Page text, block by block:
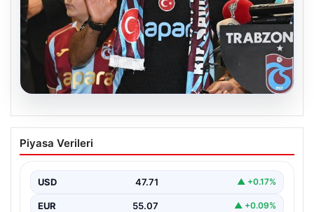
İşte Muhammed Salah’ın ilk sözleri
Piyasa Verileri
USD 47.71 ▲ +0.17%
EUR 55.07 ▲ +0.09%